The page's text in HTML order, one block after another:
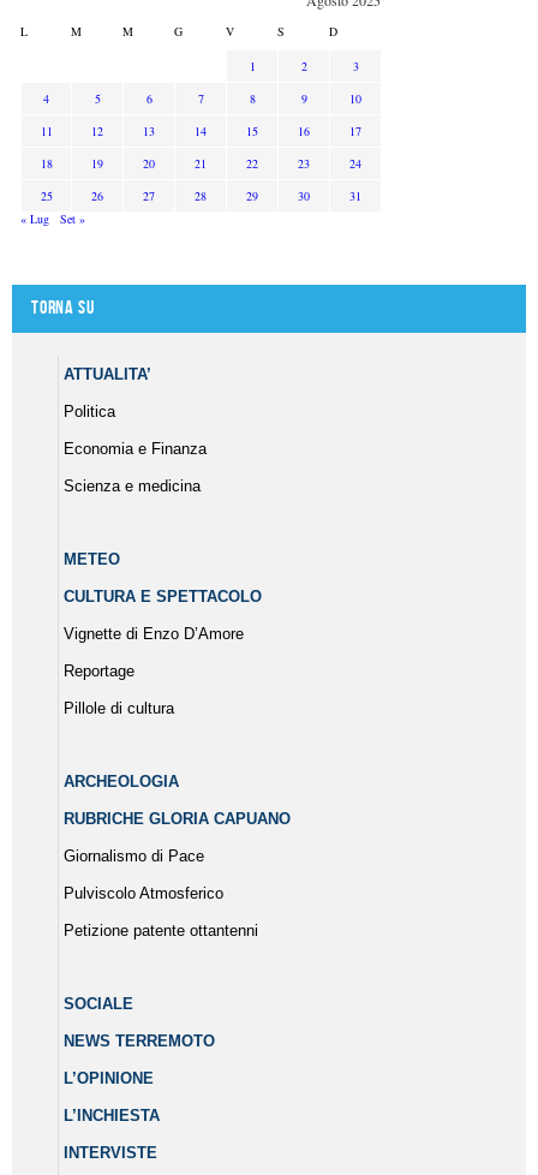
L M M G V S D
1 2
3
4
5 6 7 8 9
10
11
12 13 14 15 16
17
18
19 20 21 22 23
24
25
26 27 28 29 30
31
« Lug
Set »
Torna su
ATTUALITA’
Politica
Economia e Finanza
Scienza e medicina
METEO
CULTURA E SPETTACOLO
Vignette di Enzo D’Amore
Reportage
Pillole di cultura
ARCHEOLOGIA
RUBRICHE GLORIA CAPUANO
Giornalismo di Pace
Pulviscolo Atmosferico
Petizione patente ottantenni
SOCIALE
NEWS TERREMOTO
L’OPINIONE
L’INCHIESTA
INTERVISTE